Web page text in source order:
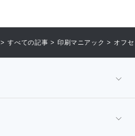
>すべての記事 > 印刷マニアック > オフ